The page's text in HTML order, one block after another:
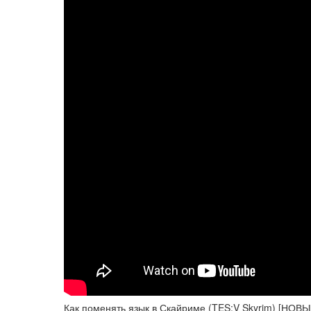
Как поменять язык в Скайриме (TES:V Skyrim)